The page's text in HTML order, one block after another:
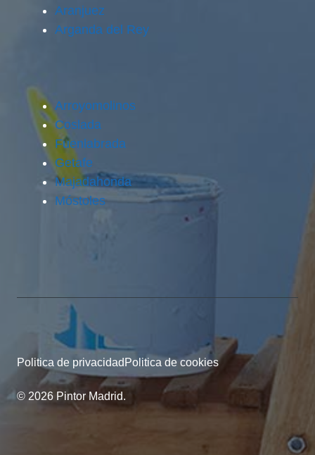
Aranjuez
Arganda del Rey
Arroyomolinos
Coslada
Fuenlabrada
Getafe
Majadahonda
Móstoles
© 2026 Pintor Madrid.
Politica de privacidad Politica de cookies